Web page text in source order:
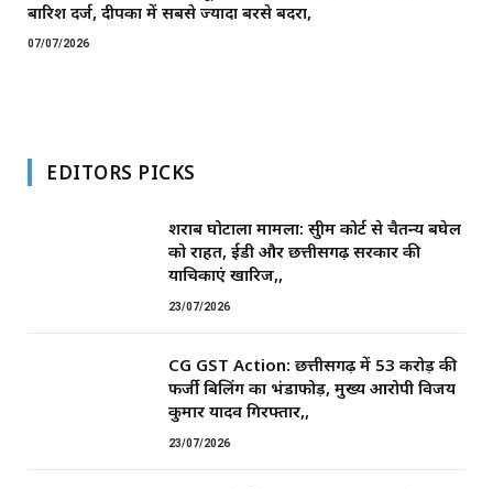
बारिश दर्ज, दीपका में सबसे ज्यादा बरसे बदरा,
07/07/2026
EDITORS PICKS
शराब घोटाला मामला: सुप्रीम कोर्ट से चैतन्य बघेल
को राहत, ईडी और छत्तीसगढ़ सरकार की
याचिकाएं खारिज,,
23/07/2026
CG GST Action: छत्तीसगढ़ में 53 करोड़ की
फर्जी बिलिंग का भंडाफोड़, मुख्य आरोपी विजय
कुमार यादव गिरफ्तार,,
23/07/2026